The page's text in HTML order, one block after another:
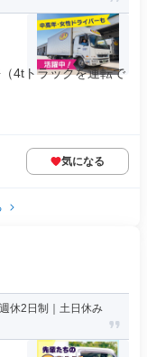
4tトラックを運転で
気になる
休2日制｜土日休み